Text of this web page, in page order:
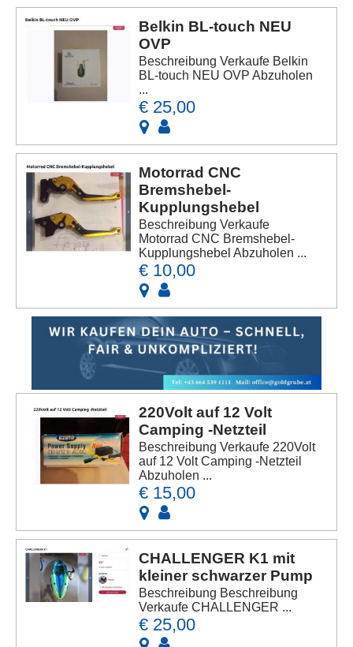
Belkin BL-touch NEU
OVP
Beschreibung Verkaufe Belkin
BL-touch NEU OVP Abzuholen
...
€ 25,00
Motorrad CNC
Bremshebel-
Kupplungshebel
Beschreibung Verkaufe
Motorrad CNC Bremshebel-
Kupplungshebel Abzuholen ...
€ 10,00
220Volt auf 12 Volt
Camping -Netzteil
Beschreibung Verkaufe 220Volt
auf 12 Volt Camping -Netzteil
Abzuholen ...
€ 15,00
CHALLENGER K1 mit
kleiner schwarzer Pump
Beschreibung Beschreibung
Verkaufe CHALLENGER ...
€ 25,00